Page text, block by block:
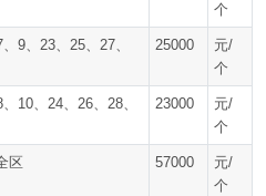
个
9、23、25、27、
25000
元/
个
10、24、26、28、
23000
元/
个
区 57000
元/
个